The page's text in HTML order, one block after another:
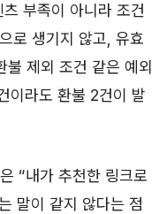
부족이 아니라 조건
로 생기지 않고, 유효
제외 조건 같은 예외
이라도 환불 2건이 발
“내가 추천한 링크로
말이 같지 않다는 점